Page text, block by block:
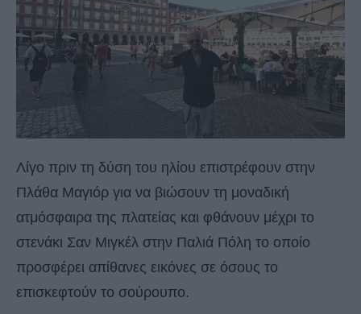
Λίγο πριν τη δύση του ηλίου επιστρέφουν στην
Πλάθα Μαγιόρ για να βιώσουν τη μοναδική
ατμόσφαιρα της πλατείας και φθάνουν μέχρι το
στενάκι Σαν Μιγκέλ στην Παλιά Πόλη το οποίο
προσφέρει απίθανες εικόνες σε όσους το
επισκεφτούν το σούρουπο.